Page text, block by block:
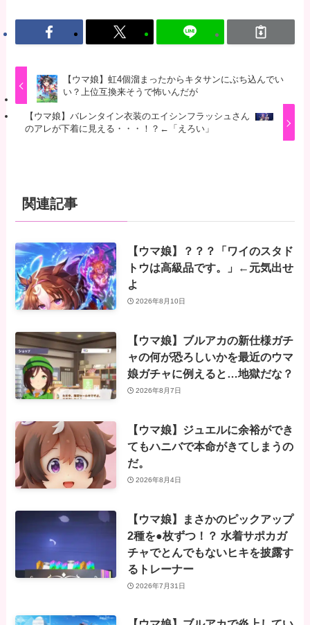
【ウマ娘】虹4個溜まったからキタサンにぶち込んでい
い？上位互換来そうで怖いんだが
【ウマ娘】バレンタイン衣装のエイシンフラッシュさん
のアレが下着に見える・・・！？←「えろい」
関連記事
【ウマ娘】？？？「ワイのスタド
トウは高級品です。」←元気出せ
よ
2026年8月10日
【ウマ娘】ブルアカの新仕様ガチ
ャの何が恐ろしいかを最近のウマ
娘ガチャに例えると…地獄だな？
2026年8月7日
【ウマ娘】ジュエルに余裕ができ
てもハニバで本命がきてしまうの
だ。
2026年8月4日
【ウマ娘】まさかのピックアップ
2種を●枚ずつ！？ 水着サポカガ
チャでとんでもないヒキを披露す
るトレーナー
2026年7月31日